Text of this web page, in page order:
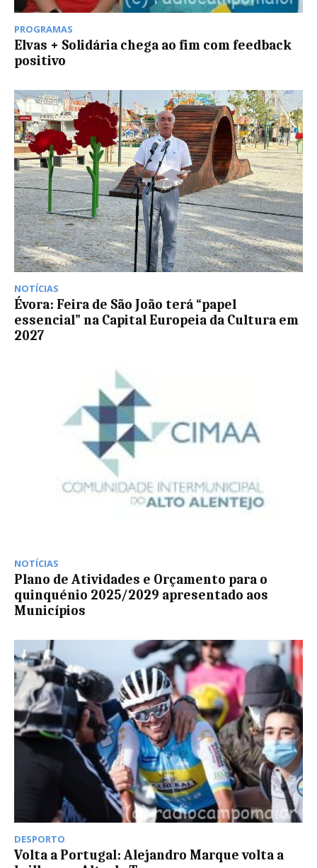
PROGRAMAS
Elvas + Solidária chega ao fim com feedback
positivo
NOTÍCIAS
Évora: Feira de São João terá “papel
essencial” na Capital Europeia da Cultura em
2027
NOTÍCIAS
Plano de Atividades e Orçamento para o
quinquénio 2025/2029 apresentado aos
Municípios
DESPORTO
Volta a Portugal: Alejandro Marque volta a